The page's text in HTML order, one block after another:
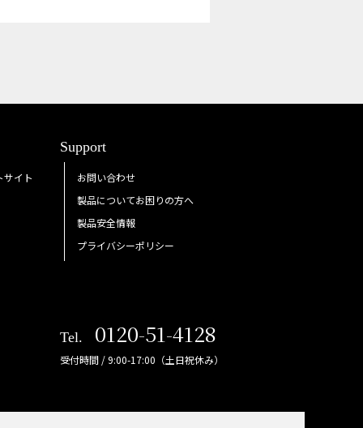
サイト
Support
お問い合わせ
製品についてお困りの方へ
製品安全情報
プライバシーポリシー
Tel. 0120-51-4128
受付時間 / 9:00-17:00（土日祝休み）